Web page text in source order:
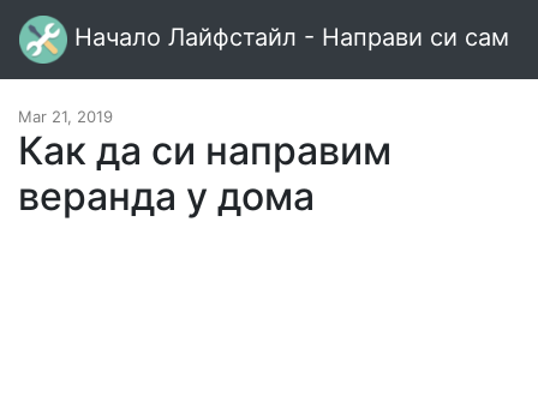
Начало Лайфстайл - Направи си сам
Mar 21, 2019
Как да си направим
веранда у дома